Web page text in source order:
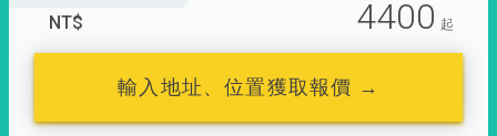
NT$ 4400 起
輸入地址、位置獲取報價 →